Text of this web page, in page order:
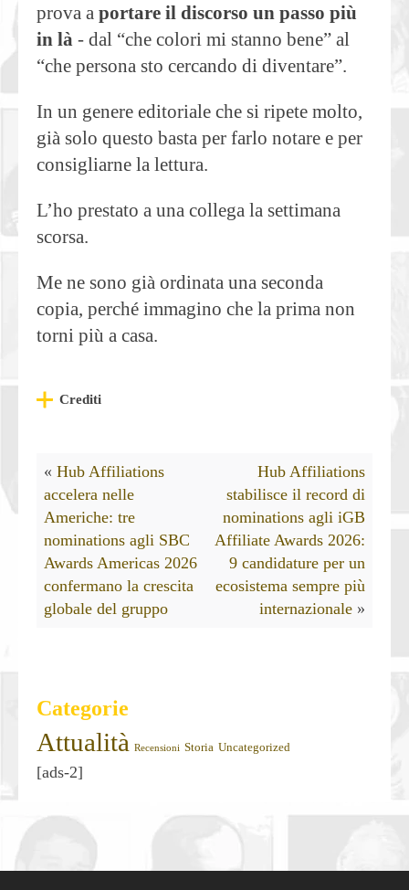
prova a portare il discorso un passo più
in là - dal “che colori mi stanno bene” al
“che persona sto cercando di diventare”.
In un genere editoriale che si ripete molto,
già solo questo basta per farlo notare e per
consigliarne la lettura.
L’ho prestato a una collega la settimana
scorsa.
Me ne sono già ordinata una seconda
copia, perché immagino che la prima non
torni più a casa.
Crediti
« Hub Affiliations
accelera nelle
Americhe: tre
nominations agli SBC
Awards Americas 2026
confermano la crescita
globale del gruppo
Hub Affiliations
stabilisce il record di
nominations agli iGB
Affiliate Awards 2026:
9 candidature per un
ecosistema sempre più
internazionale »
Categorie
Attualità Recensioni Storia Uncategorized
[ads-2]